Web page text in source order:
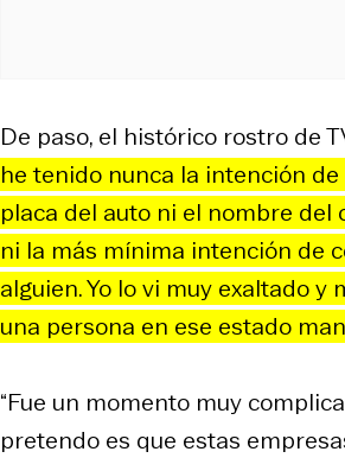
De paso, el histórico rostro de
he tenido nunca la intención
placa del auto ni el nombre del
ni la más mínima intención de
alguien. Yo lo vi muy exaltado y
una persona en ese estado
“Fue un momento muy
pretendo es que estas